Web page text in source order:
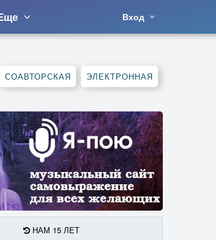
Вход
СОАВТОРСКАЯ ЭЛЕКТРОННАЯ
НАМ 15 ЛЕТ